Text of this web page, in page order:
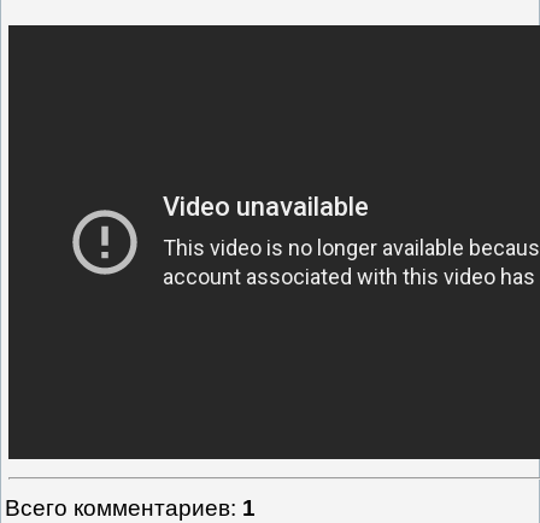
Всего комментариев: 1